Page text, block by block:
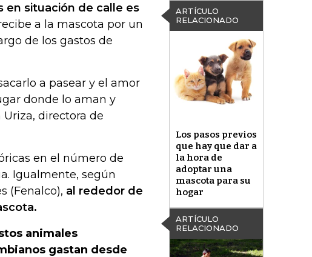
ARTÍCULO
RELACIONADO
Los pasos previos
que hay que dar a
la hora de
adoptar una
mascota para su
hogar
en situación de calle es
a la mascota por un
de los gastos de
a pasear y el amor
donde lo aman y
directora de
ARTÍCULO
RELACIONADO
en el número de
Igualmente, según
(Fenalco), al rededor de
animales
gastan desde